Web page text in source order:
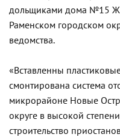
дольщиками дома №15
Раменском городском
ведомства.
«Вставленны
смонтирована система
микрорайоне Новые
округе в высокой
строительство